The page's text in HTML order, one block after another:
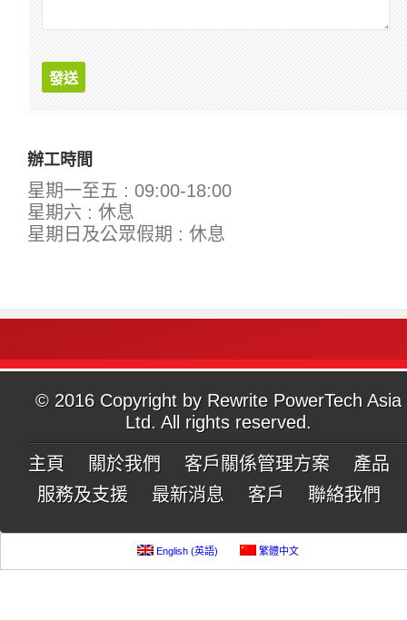
辦工時間
星期一至五 : 09:00-18:00
星期六 : 休息
星期日及公眾假期 : 休息
© 2016 Copyright by Rewrite PowerTech Asia
Ltd. All rights reserved.
主頁 關於我們 客戶關係管理方案
產品
服務及支援
最新消息 客戶 聯絡我們
English (英語) 繁體中文